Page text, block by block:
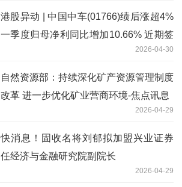
港股异动 | 中国中车(01766)绩后涨超4%
一季度归母净利同比增加10.66% 近期签
订金额约363.4亿元重大合同 每日简讯
2026-04-30
自然资源部：持续深化矿产资源管理制度
改革 进一步优化矿业营商环境-焦点讯息
2026-04-29
快消息！固收名将刘郁拟加盟兴业证券
任经济与金融研究院副院长
2026-04-29